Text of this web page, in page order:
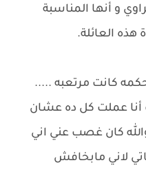
و أنها المناسبة
العائلة.
كانت مرتعبه .....
أنا عملت كل ده عشان
كان غصب عني اني
لاني مابخافش